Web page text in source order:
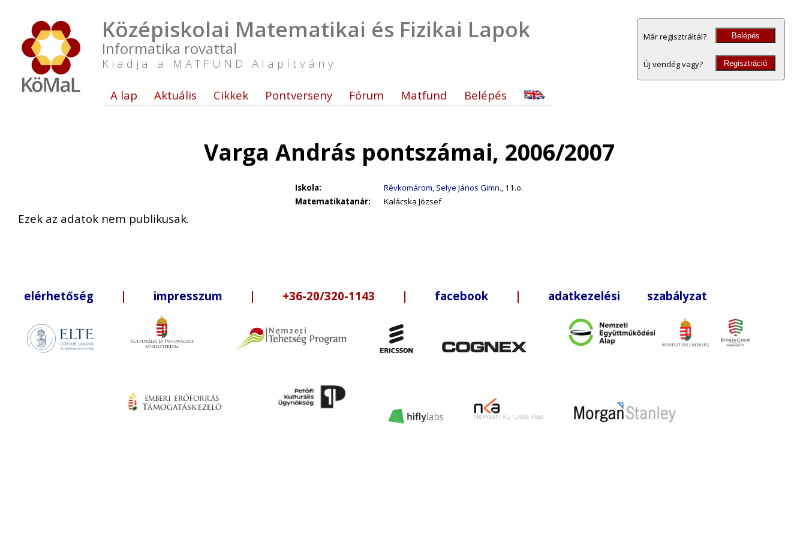
Középiskolai Matematikai és Fizikai Lapok
Informatika rovattal
Kiadja a MATFUND Alapítvány
Már regisztráltál? Belépés
Új vendég vagy? Regisztráció
A lap Aktuális Cikkek Pontverseny Fórum Matfund Belépés
Varga András pontszámai, 2006/2007
Iskola: Révkomárom, Selye János Gimn., 11.o.
Matematikatanár:
Kalácska József
Ezek az adatok nem publikusak.
elérhetőség | impresszum | +36-20/320-1143 | facebook | adatkezelési szabályzat